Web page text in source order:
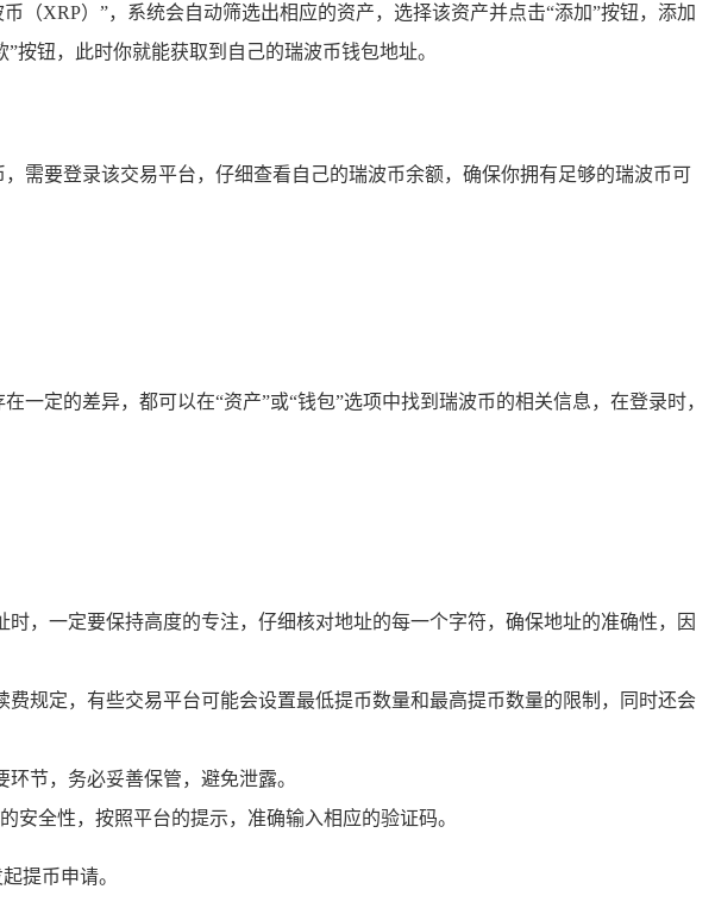
（XRP）”，系统会自动筛选出相应的资产，选择该资产并点击“添加”按钮，添加
钮，此时你就能获取到自己的瑞波币钱包地址。
需要登录该交易平台，仔细查看自己的瑞波币余额，确保你拥有足够的瑞波币可
定的差异，都可以在“资产”或“钱包”选项中找到瑞波币的相关信息，在登录时，
，一定要保持高度的专注，仔细核对地址的每一个字符，确保地址的准确性，因
规定，有些交易平台可能会设置最低提币数量和最高提币数量的限制，同时还会
节，务必妥善保管，避免泄露。
安全性，按照平台的提示，准确输入相应的验证码。
提币申请。